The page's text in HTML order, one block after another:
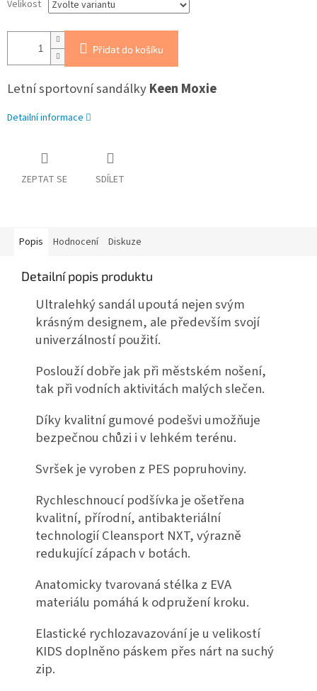
Velikost
Přidat do košíku
Letní sportovní sandálkyKeen Moxie
Detailní informace
ZEPTAT SE SDÍLET
Popis Hodnocení Diskuze
Detailní popis produktu
Ultralehký sandál upoutá nejen svým
krásným designem, ale především svojí
univerzálností použití.
Poslouží dobře jak při městském nošení,
tak při vodních aktivitách malých slečen.
Díky kvalitní gumové podešvi umožňuje
bezpečnou chůzi i v lehkém terénu.
Svršek je vyroben z PES popruhoviny.
Rychleschnoucí podšívka je ošetřena
kvalitní, přírodní, antibakteriální
technologií Cleansport NXT, výrazně
redukující zápach v botách.
Anatomicky tvarovaná stélka z EVA
materiálu pomáhá k odpružení kroku.
Elastické rychlozavazování je u velikostí
KIDS doplněno páskem přes nárt na suchý
zip.